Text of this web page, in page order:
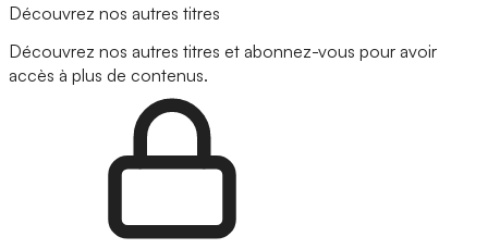
Découvrez nos autres titres
Découvrez nos autres titres et abonnez-vous pour avoir
accès à plus de contenus.